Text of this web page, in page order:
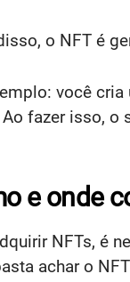
o NFT é
você
Ao fazer isso, o
e onde
NFTs, é
achar o